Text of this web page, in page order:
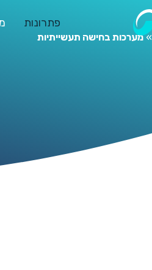
פתרונות
»מערכות בחישה תעשייתיות